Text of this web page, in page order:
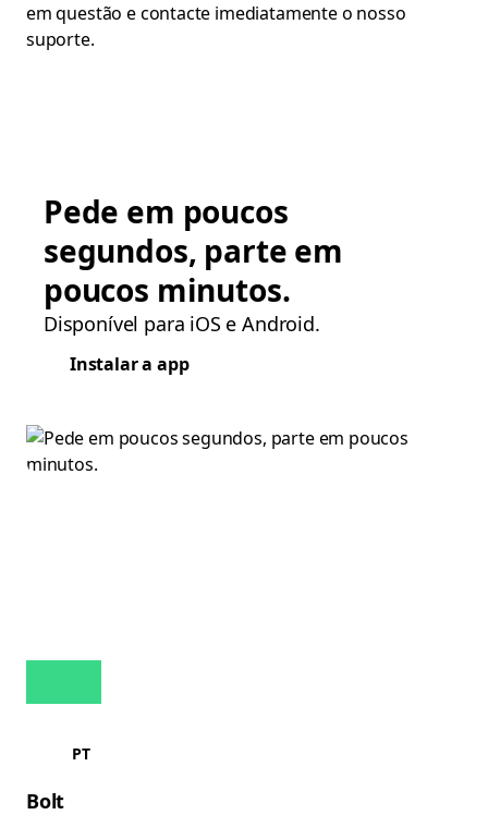
em questão e contacte imediatamente o nosso
suporte.
Pede em poucos
segundos, parte em
poucos minutos.
Disponível para iOS e Android.
Instalar a app
PT
Bolt